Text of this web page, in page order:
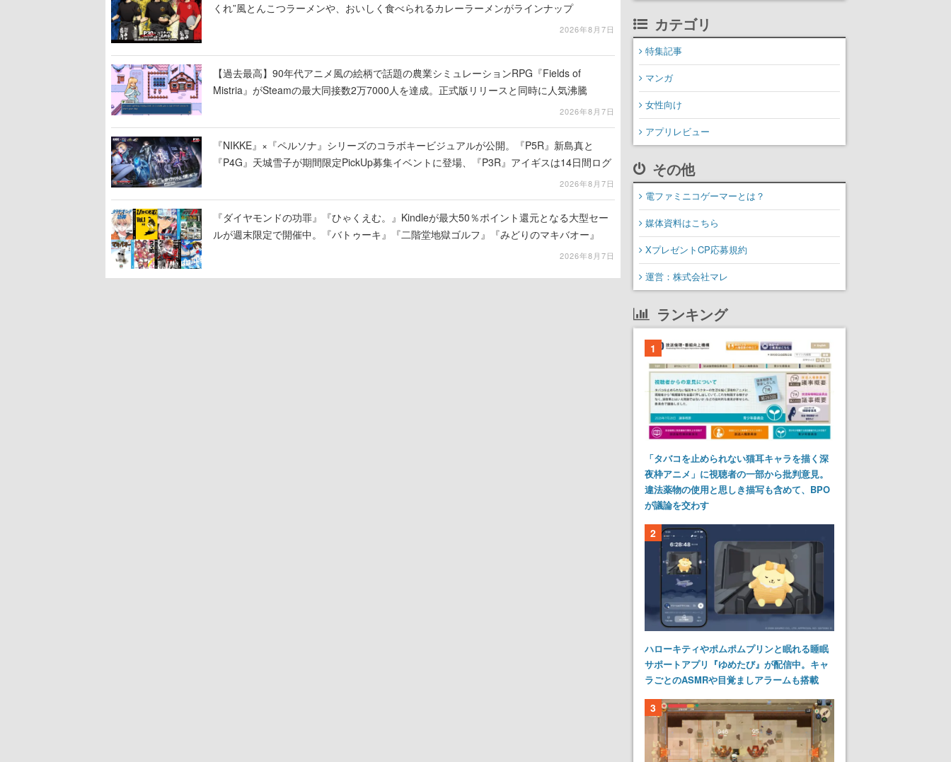
くれ”風とんこつラーメンや、おいしく食べられるカレーラーメンがラインナップ
2026年8月7日
【過去最高】90年代アニメ風の絵柄で話題の農業シミュレーションRPG『Fields of
Mistria』がSteamの最大同接数2万7000人を達成。正式版リリースと同時に人気沸騰
2026年8月7日
『NIKKE』×『ペルソナ』シリーズのコラボキービジュアルが公開。『P5R』新島真と
『P4G』天城雪子が期間限定PickUp募集イベントに登場、『P3R』アイギスは14日間ログ
2026年8月7日
『ダイヤモンドの功罪』『ひゃくえむ。』Kindleが最大50％ポイント還元となる大型セー
ルが週末限定で開催中。『バトゥーキ』『二階堂地獄ゴルフ』『みどりのマキバオー』
2026年8月7日
カテゴリ
特集記事
マンガ
女性向け
アプリレビュー
その他
電ファミニコゲーマーとは？
媒体資料はこちら
XプレゼントCP応募規約
運営：株式会社マレ
ランキング
1
「タバコを止められない猫耳キャラを描く深
夜枠アニメ」に視聴者の一部から批判意見。
違法薬物の使用と思しき描写も含めて、BPO
が議論を交わす
2
ハローキティやポムポムプリンと眠れる睡眠
サポートアプリ『ゆめたび』が配信中。キャ
ラごとのASMRや目覚ましアラームも搭載
3